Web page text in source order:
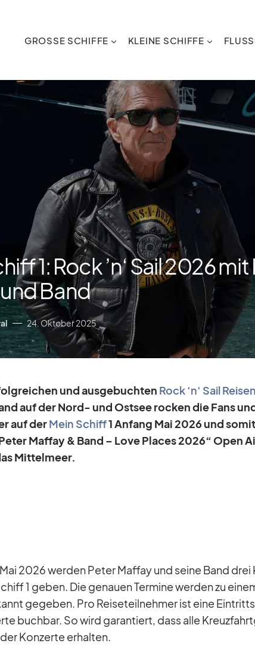
GROSSE SCHIFFE KLEINE SCHIFFE
1: Rock ’n‘ Sail 2026
Band
24. Oktober 2025
und aus­ge­buch­ten Rock ‘n‘ Sail Rei­sen
auf der Nord- und Ost­see ro­cken die Fans
auf derMein Schiff1 An­fang Mai 2026 und
Maf­fay & Band – Love Places 2026“ Open
Mit­tel­meer.
2026 wer­den Pe­ter Maf­fay und seine Band drei
1 ge­ben. Die ge­nauen Ter­mine wer­den zu
ge­ge­ben. Pro Rei­se­teil­neh­mer ist eine
buch­bar. So wird ga­ran­tiert, dass alle
Kon­zerte er­hal­ten.